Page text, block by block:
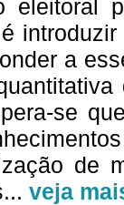
eleitoral
a
se
de
... veja